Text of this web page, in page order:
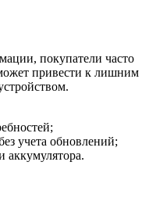
покупатели часто
привести к лишним
учета обновлений;
аккумулятора.